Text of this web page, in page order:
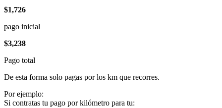
$1,726
pago inicial
$3,238
Pago total
De esta forma solo pagas por los km que recorres.
Por ejemplo:
Si contratas tu pago por kilómetro para tu: